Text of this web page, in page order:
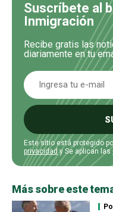
Suscríbete al
Inmigración
Recibe gratis las
diariamente en tu
Este sitio está protegido
privacidad y Se aplican las
Más sobre este